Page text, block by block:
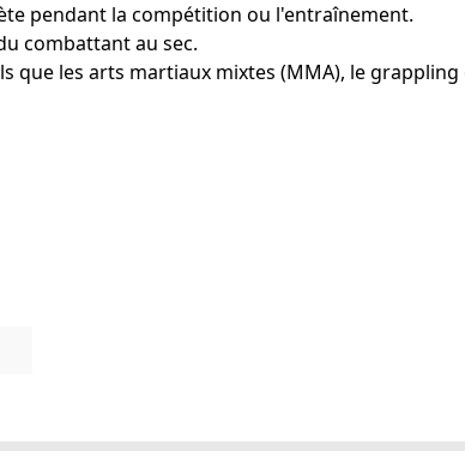
pendant la compétition ou l'entraînement.
combattant au sec.
que les arts martiaux mixtes (MMA), le